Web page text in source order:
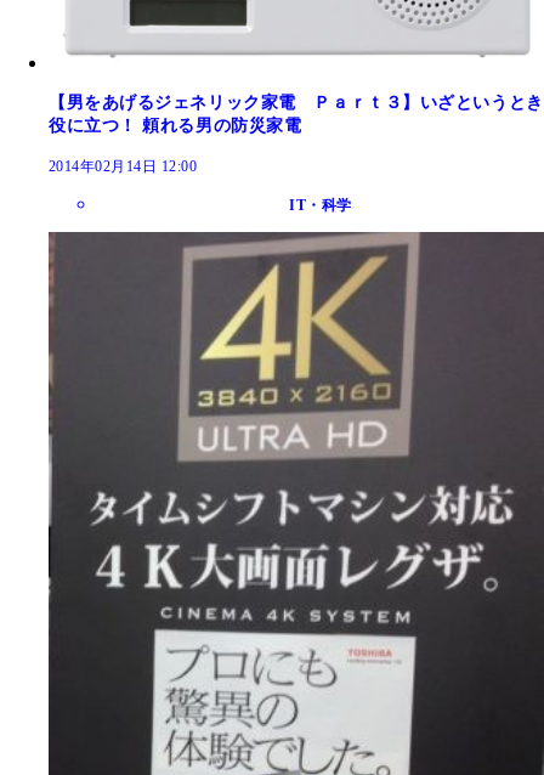
【男をあげるジェネリック家電 Ｐａｒｔ３】いざというとき
役に立つ！ 頼れる男の防災家電
2014年02月14日 12:00
IT・科学